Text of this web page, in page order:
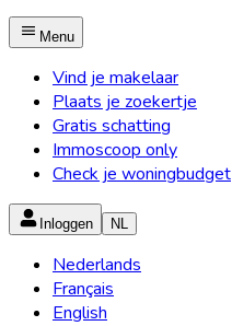
Menu
Vind je makelaar
Plaats je zoekertje
Gratis schatting
Immoscoop only
Check je woningbudget
Inloggen NL
Nederlands
Français
English